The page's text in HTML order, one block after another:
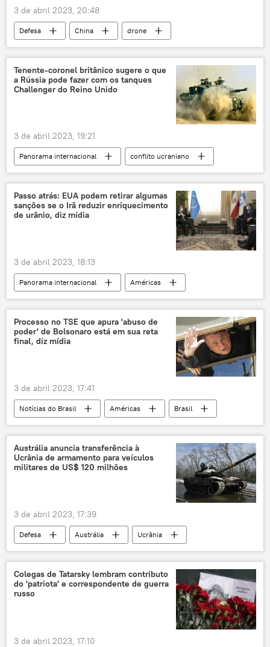
3 de abril 2023, 20:48
Defesa China
drone
veículo aéreo não tripulado
militar
equipamentos militares
Tenente-coronel britânico sugere o que
a Rússia pode fazer com os tanques
Challenger do Reino Unido
3 de abril 2023, 19:21
Panorama internacional
conflito ucraniano
fornecimento
armas
tanques
caminhões-tanques
Rússia
Reino Unido
Passo atrás: EUA podem retirar algumas
sanções se o Irã reduzir enriquecimento
de urânio, diz mídia
3 de abril 2023, 18:13
Panorama internacional
Américas
EUA
Irã Axios
Israel
França
Alemanha
Reino Unido
acordo nuclear
acordo nuclear iraniano
Processo no TSE que apura 'abuso de
poder' de Bolsonaro está em sua reta
final, diz mídia
3 de abril 2023, 17:41
Notícias do Brasil Américas
Brasil
América Latina
América do Sul
Jair Bolsonaro
TSE
Tribunal Superior Eleitoral
processo
Austrália anuncia transferência à
Ucrânia de armamento para veículos
militares de US$ 120 milhões
3 de abril 2023, 17:39
Defesa Austrália
Ucrânia
ABC
Leste Europeu
Colegas de Tatarsky lembram contributo
do 'patriota' e correspondente de guerra
russo
3 de abril 2023, 17:10